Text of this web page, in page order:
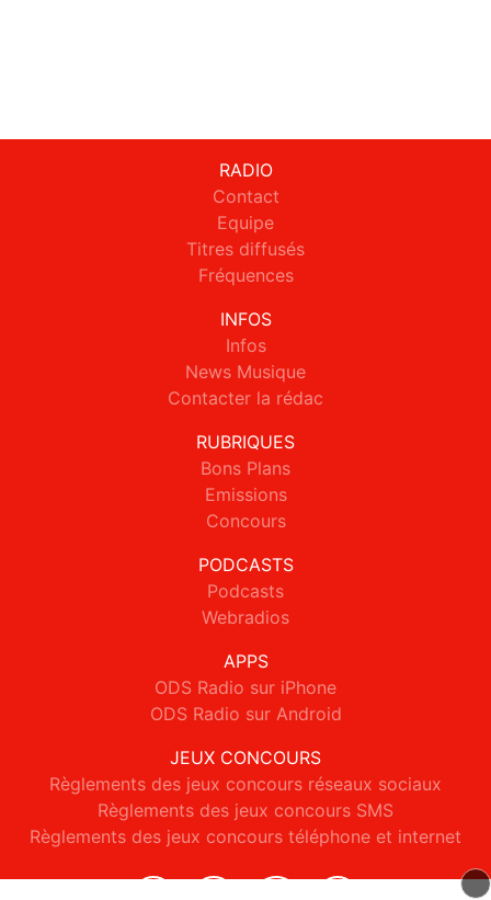
RADIO
Contact
Equipe
Titres diffusés
Fréquences
INFOS
Infos
News Musique
Contacter la rédac
RUBRIQUES
Bons Plans
Emissions
Concours
PODCASTS
Podcasts
Webradios
APPS
ODS Radio sur iPhone
ODS Radio sur Android
JEUX CONCOURS
Règlements des jeux concours réseaux sociaux
Règlements des jeux concours SMS
Règlements des jeux concours téléphone et internet